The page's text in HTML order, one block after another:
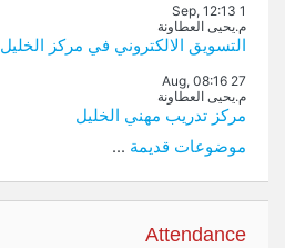
1 Sep, 12:13
م.يحيى العطاونة
التسويق الالكتروني في مركز الخليل
27 Aug, 08:16
م.يحيى العطاونة
مركز تدريب مهني الخليل
موضوعات قديمة ...
Attendance